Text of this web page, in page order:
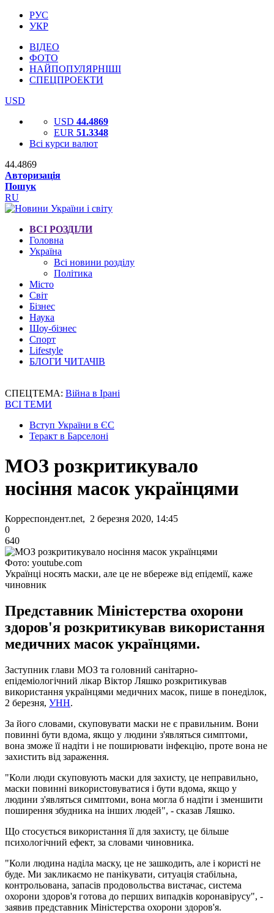
РУС
УКР
ВІДЕО
ФОТО
НАЙПОПУЛЯРНІШІ
СПЕЦПРОЕКТИ
USD
USD 44.4869
EUR 51.3348
Всі курси валют
44.4869
Авторизація
Пошук
RU
ВСІ РОЗДІЛИ
Головна
Україна
Всі новини розділу
Політика
Місто
Світ
Бізнес
Наука
Шоу-бізнес
Спорт
Lifestyle
БЛОГИ ЧИТАЧІВ
СПЕЦТЕМА: Війна в Ірані
ВСІ ТЕМИ
Вступ України в ЄС
Теракт в Барселоні
МОЗ розкритикувало
носіння масок українцями
Корреспондент.net, 2 березня 2020, 14:45
0
640
Фото: youtube.com
Українці носять маски, але це не вбереже від епідемії, каже
чиновник
Представник Міністерства охорони
здоров'я розкритикував використання
медичних масок українцями.
Заступник глави МОЗ та головний санітарно-
епідеміологічний лікар Віктор Ляшко розкритикував
використання українцями медичних масок, пише в понеділок,
2 березня, УНН.
За його словами, скуповувати маски не є правильним. Вони
повинні бути вдома, якщо у людини з'являться симптоми,
вона зможе її надіти і не поширювати інфекцію, проте вона не
захистить від зараження.
"Коли люди скуповують маски для захисту, це неправильно,
маски повинні використовуватися і бути вдома, якщо у
людини з'являться симптоми, вона могла б надіти і зменшити
поширення збудника на інших людей", - сказав Ляшко.
Що стосується використання її для захисту, це більше
психологічний ефект, за словами чиновника.
"Коли людина наділа маску, це не зашкодить, але і користі не
буде. Ми закликаємо не панікувати, ситуація стабільна,
контрольована, запасів продовольства вистачає, система
охорони здоров'я готова до перших випадків коронавірусу", -
заявив представник Міністерства охорони здоров'я.